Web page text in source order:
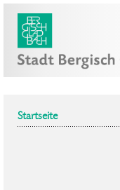
Startseite